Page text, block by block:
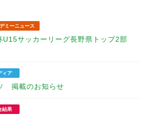
ミーニュース
U15サッカーリーグ長野県トップ2部
ィア
掲載のお知らせ
結果